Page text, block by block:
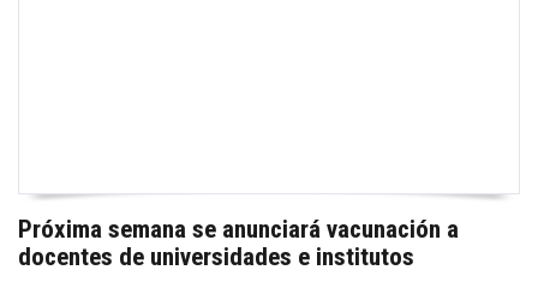
Próxima semana se anunciará vacunación a
docentes de universidades e institutos